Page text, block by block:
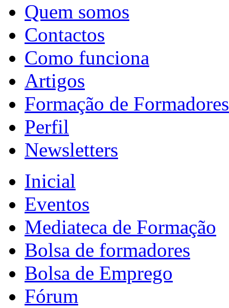
Quem somos
Contactos
Como funciona
Artigos
Formação de Formadores
Perfil
Newsletters
Inicial
Eventos
Mediateca de Formação
Bolsa de formadores
Bolsa de Emprego
Fórum